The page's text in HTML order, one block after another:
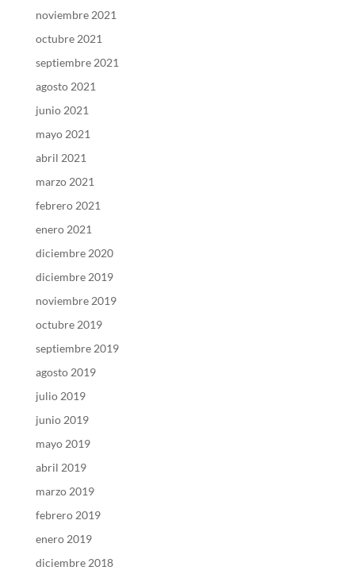
noviembre 2021
octubre 2021
septiembre 2021
agosto 2021
junio 2021
mayo 2021
abril 2021
marzo 2021
febrero 2021
enero 2021
diciembre 2020
diciembre 2019
noviembre 2019
octubre 2019
septiembre 2019
agosto 2019
julio 2019
junio 2019
mayo 2019
abril 2019
marzo 2019
febrero 2019
enero 2019
diciembre 2018